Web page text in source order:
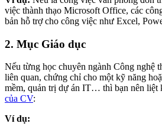
việc thành thạo Microsoft Office, các
bản hỗ trợ cho công việc như Excel,
2. Mục Giáo dục
Nếu từng học chuyên ngành Công nghệ
liên quan, chứng chỉ cho một kỹ năng
mềm, quản trị dự án IT… thì bạn nên liệt
của CV:
Ví dụ: